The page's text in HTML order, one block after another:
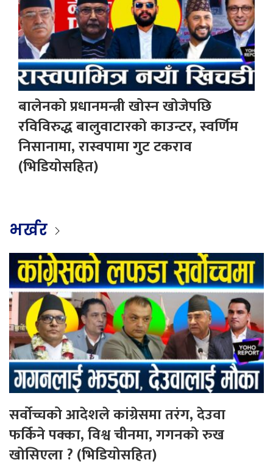
बालेनको प्रधानमन्त्री खोस्न खोजेपछि
रविविरुद्ध बालुवाटारको काउन्टर, स्वर्णिम
निसानामा, रास्वपामा गुट टकराव
(भिडियोसहित)
भर्खर
सर्वोच्चको आदेशले कांग्रेसमा तरंग, देउवा
फर्किने पक्का, विश्व चीनमा, गगनको रुख
खोसिएला ? (भिडियोसहित)